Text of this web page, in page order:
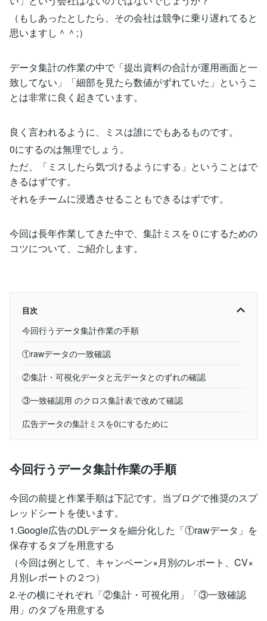
（もしあったとしたら、その会社は競争に乗り遅れてると
思いますし＾＾;）
データ集計の作業の中で「提出資料の合計が運用画面と一
致してない」「細部を見たら数値がずれていた」というこ
とは非常に良く起きています。
良く言われるように、ミスは誰にでもあるものです。
0にするのは無理でしょう。
ただ、「ミスしたら気づけるようにする」ということはで
きるはずです。
それをチームに浸透させることもできるはずです。
今回は長年作業してきた中で、集計ミスを０にするための
コツについて、ご紹介します。
目次
今回行うデータ集計作業の手順
①rawデータの一致確認
②集計・可視化データと元データとのずれの確認
③一致確認用 のクロス集計表で改めて確認
広告データの集計ミスを0にするために
今回行うデータ集計作業の手順
今回の前提と作業手順は下記です。当ブログで推奨のスプ
レッドシートを使います。
1.Google広告のDLデータを細分化した「①rawデータ」を
保存するタブを用意する
（今回は例として、キャンペーン×月別のレポート、CV×
月別レポートの２つ）
2.その横にそれぞれ「②集計・可視化用」「③一致確認
用」のタブを用意する